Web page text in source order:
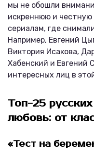
мы не обошли
искреннюю и
сериалам, где
Например, Евгений
Виктория Исакова,
Хабенский и Евгений
интересных лиц в
Топ-25
любовь: от
«Тест на